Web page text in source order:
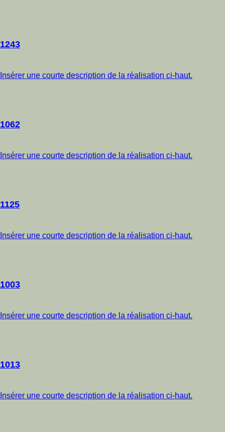
1243
Insérer une courte description de la réalisation ci-haut.
1062
Insérer une courte description de la réalisation ci-haut.
1125
Insérer une courte description de la réalisation ci-haut.
1003
Insérer une courte description de la réalisation ci-haut.
1013
Insérer une courte description de la réalisation ci-haut.